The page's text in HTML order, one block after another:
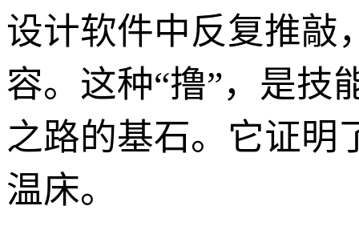
设计软件中反复推敲
容。这种“撸”，是技
之路的基石。它证明
温床。